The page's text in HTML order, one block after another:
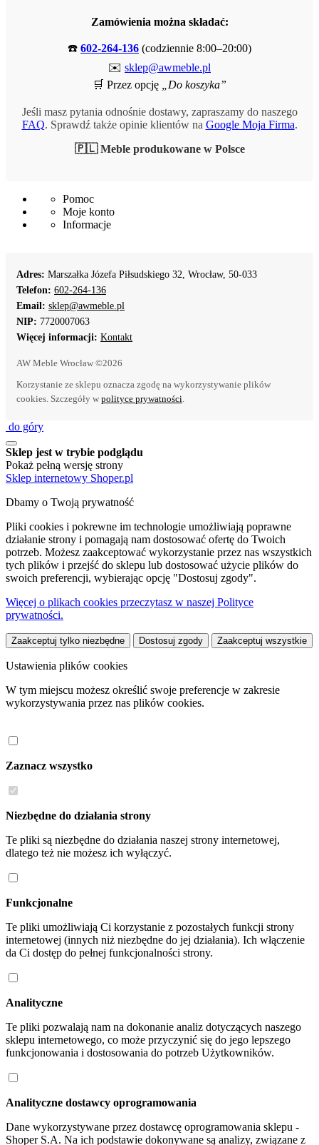
Zamówienia można składać:
☎️ 602-264-136 (codziennie 8:00–20:00)
✉️ sklep@awmeble.pl
🛒 Przez opcję
„Do koszyka”
Jeśli masz pytania odnośnie dostawy, zapraszamy do naszego
FAQ. Sprawdź także opinie klientów na Google Moja Firma.
🇵🇱 Meble produkowane w Polsce
Pomoc
Moje konto
Informacje
Adres: Marszałka Józefa Piłsudskiego 32, Wrocław, 50-033
Telefon: 602-264-136
Email: sklep@awmeble.pl
NIP: 7720007063
Więcej informacji: Kontakt
AW Meble Wrocław ©2026
Korzystanie ze sklepu oznacza zgodę na wykorzystywanie plików
cookies. Szczegóły w polityce prywatności.
do góry
Sklep jest w trybie podglądu
Pokaż pełną wersję strony
Sklep internetowy Shoper.pl
Dbamy o Twoją prywatność
Pliki cookies i pokrewne im technologie umożliwiają poprawne
działanie strony i pomagają nam dostosować ofertę do Twoich
potrzeb. Możesz zaakceptować wykorzystanie przez nas wszystkich
tych plików i przejść do sklepu lub dostosować użycie plików do
swoich preferencji, wybierając opcję "Dostosuj zgody".
Więcej o plikach cookies przeczytasz w naszej Polityce
prywatności.
Zaakceptuj tylko niezbędne Dostosuj zgody Zaakceptuj wszystkie
Ustawienia plików cookies
W tym miejscu możesz określić swoje preferencje w zakresie
wykorzystywania przez nas plików cookies.
Zaznacz wszystko
Niezbędne do działania strony
Te pliki są niezbędne do działania naszej strony internetowej,
dlatego też nie możesz ich wyłączyć.
Funkcjonalne
Te pliki umożliwiają Ci korzystanie z pozostałych funkcji strony
internetowej (innych niż niezbędne do jej działania). Ich włączenie
da Ci dostęp do pełnej funkcjonalności strony.
Analityczne
Te pliki pozwalają nam na dokonanie analiz dotyczących naszego
sklepu internetowego, co może przyczynić się do jego lepszego
funkcjonowania i dostosowania do potrzeb Użytkowników.
Analityczne dostawcy oprogramowania
Dane wykorzystywane przez dostawcę oprogramowania sklepu -
Shoper S.A. Na ich podstawie dokonywane są analizy, związane z